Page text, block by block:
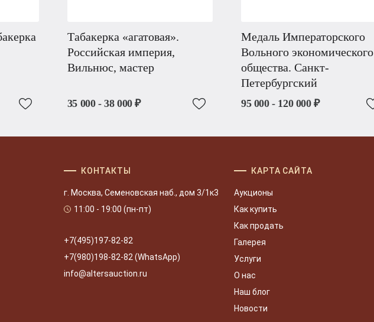
Табакерка «агатовая».
Российская империя,
Вильнюс, мастер
35 000 - 38 000 ₽
Медаль Императорского
Вольного экономического
общества. Санкт-
Петербургский
95 000 - 120 000 ₽
КОНТАКТЫ
г. Москва, Семеновская наб., дом 3/1к3
11:00 - 19:00 (пн-пт)
+7(495)197-82-82
+7(980)198-82-82 (WhatsApp)
info@altersauction.ru
КАРТА САЙТА
Аукционы
Как купить
Как продать
Галерея
Услуги
О нас
Наш блог
Новости